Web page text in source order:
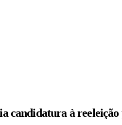
candidatura à